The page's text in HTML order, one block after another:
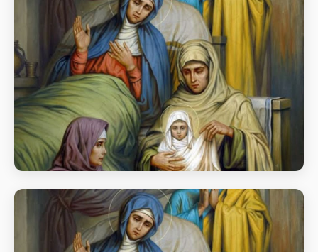
Акафіст на чеcть свята Різдва
Пресвятої Владичиці нашої
Богородиці і Приснодіви Марії